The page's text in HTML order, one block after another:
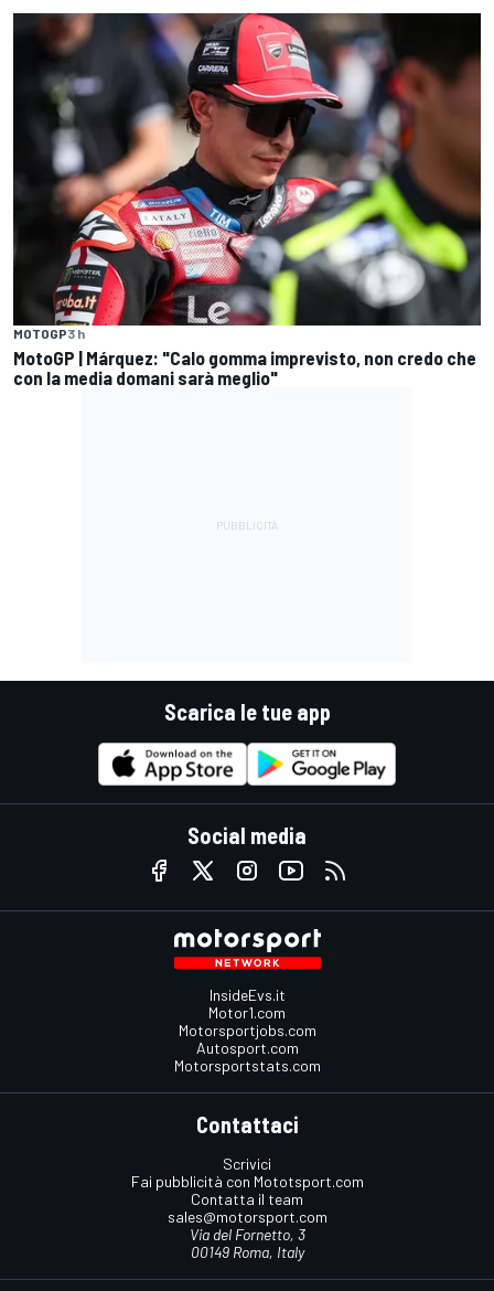
MOTOGP3 h
MotoGP | Márquez: "Calo gomma imprevisto, non credo che
con la media domani sarà meglio"
Scarica le tue app
Social media
InsideEvs.it
Motor1.com
Motorsportjobs.com
Autosport.com
Motorsportstats.com
Contattaci
Scrivici
Fai pubblicità con Mototsport.com
Contatta il team
sales@motorsport.com
Via del Fornetto, 3
00149 Roma, Italy